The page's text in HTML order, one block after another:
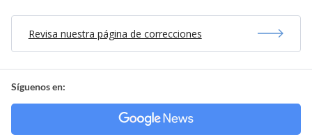
Revisa nuestra página de correcciones
Síguenos en: